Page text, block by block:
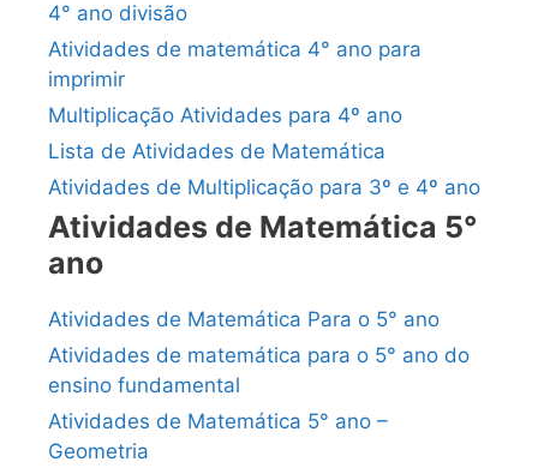
4° ano divisão
Atividades de matemática 4° ano para
imprimir
Multiplicação Atividades para 4º ano
Lista de Atividades de Matemática
Atividades de Multiplicação para 3º e 4º ano
Atividades de Matemática 5°
ano
Atividades de Matemática Para o 5° ano
Atividades de matemática para o 5° ano do
ensino fundamental
Atividades de Matemática 5° ano –
Geometria